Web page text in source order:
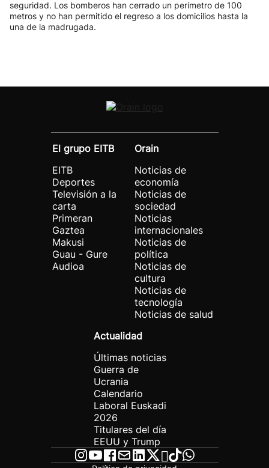
seguridad. Los bomberos han cerrado un perímetro de 100
metros y no han permitido el regreso a los domicilios hasta la
una de la madrugada.
El grupo EITB
EITB
Deportes
Televisión a la
carta
Primeran
Gaztea
Makusi
Guau - Gure
Audioa
Orain
Noticias de
economía
Noticias de
sociedad
Noticias
internacionales
Noticias de
política
Noticias de
cultura
Noticias de
tecnología
Noticias de salud
Actualidad
Últimas noticias
Guerra de
Ucrania
Calendario
Laboral Euskadi
2026
Titulares del día
EEUU y Trump